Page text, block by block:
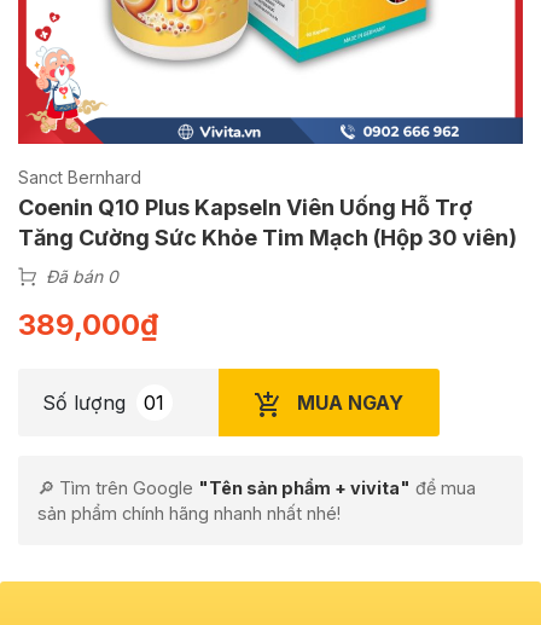
Sanct Bernhard
Coenin Q10 Plus Kapseln Viên Uống Hỗ Trợ
Tăng Cường Sức Khỏe Tim Mạch (Hộp 30 viên)
Đã bán 0
389,000₫
Số lượng MUA NGAY
🔎 Tìm trên Google "Tên sản phẩm + vivita" để mua
sản phẩm chính hãng nhanh nhất nhé!